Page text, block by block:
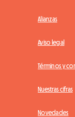
Alianzas
Aviso legal
Términos y
Nuestras cifras
Novedades